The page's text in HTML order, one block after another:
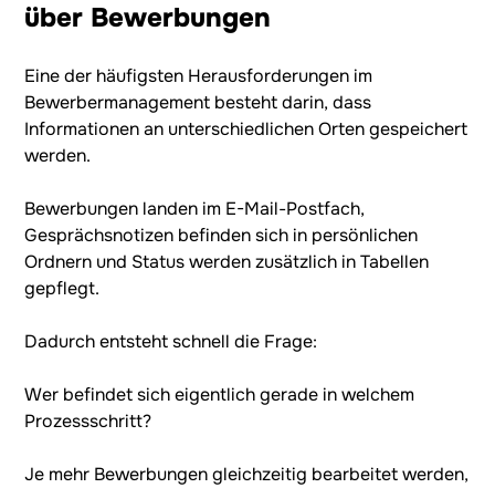
über Bewerbungen
Eine der häufigsten Herausforderungen im
Bewerbermanagement besteht darin, dass
Informationen an unterschiedlichen Orten gespeichert
werden.
Bewerbungen landen im E-Mail-Postfach,
Gesprächsnotizen befinden sich in persönlichen
Ordnern und Status werden zusätzlich in Tabellen
gepflegt.
Dadurch entsteht schnell die Frage:
Wer befindet sich eigentlich gerade in welchem
Prozessschritt?
Je mehr Bewerbungen gleichzeitig bearbeitet werden,